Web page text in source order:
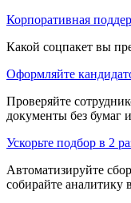
Корпоративная
Какой соцпакет вы
Оформляйте
Проверяйте
документы без бумаг
Ускорьте подбор в 2
Автоматизируйте
собирайте аналитику